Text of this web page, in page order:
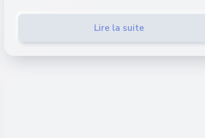
Lire la suite